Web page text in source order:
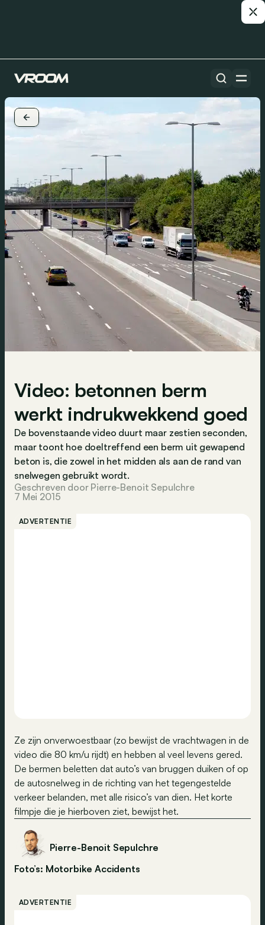
Video: betonnen berm
werkt indrukwekkend goed
De bovenstaande video duurt maar zestien seconden,
maar toont hoe doeltreffend een berm uit gewapend
beton is, die zowel in het midden als aan de rand van
snelwegen gebruikt wordt.
Geschreven door Pierre-Benoit Sepulchre
7 Mei 2015
ADVERTENTIE
Ze zijn onverwoestbaar (zo bewijst de vrachtwagen in de
video die 80 km/u rijdt) en hebben al veel levens gered.
De bermen beletten dat auto’s van bruggen duiken of op
de autosnelweg in de richting van het tegengestelde
verkeer belanden, met alle risico’s van dien. Het korte
filmpje die je hierboven ziet, bewijst het.
Pierre-Benoit Sepulchre
Foto’s: Motorbike Accidents
ADVERTENTIE